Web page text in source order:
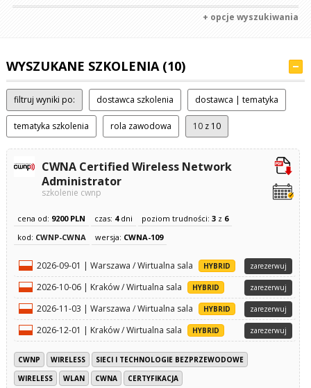
+ opcje wyszukiwania
WYSZUKANE SZKOLENIA (10)
filtruj wyniki po: dostawca szkolenia dostawca | tematyka
tematyka szkolenia rola zawodowa 10z 10
CWNA Certified Wireless Network
Administrator
szkolenie cwnp
cena od: 9200 PLN czas: 4dni poziom trudności: 3z 6
kod: CWNP-CWNA wersja: CWNA-109
2026-09-01 | Warszawa / Wirtualna sala HYBRID zarezerwuj
2026-10-06 | Kraków / Wirtualna sala HYBRID zarezerwuj
2026-11-03 | Warszawa / Wirtualna sala HYBRID zarezerwuj
2026-12-01 | Kraków / Wirtualna sala HYBRID zarezerwuj
CWNP WIRELESS
SIECI I TECHNOLOGIE BEZPRZEWODOWE
WIRELESS
WLAN CWNA
CERTYFIKACJA